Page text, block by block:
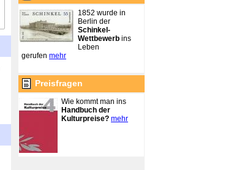
1852 wurde in
Berlin der
Schinkel-
Wettbewerb ins
Leben
gerufen mehr
Preisfragen
Wie kommt man ins
Handbuch der
Kulturpreise? mehr